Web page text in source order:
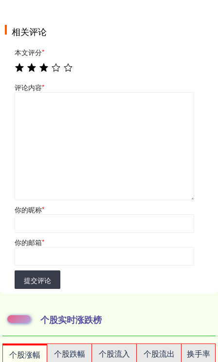
相关评论
本文评分*
评论内容*
你的昵称*
你的邮箱*
提交评论
个股实时涨跌榜
个股涨幅 个股跌幅 个股流入 个股流出 换手率